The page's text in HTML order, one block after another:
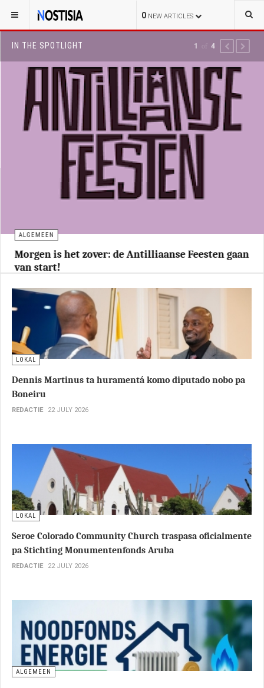
0 NEW ARTICLES
IN THE SPOTLIGHT
ALGEMEEN
Morgen is het zover: de Antilliaanse Feesten gaan
van start!
HOOGSTRATEN
- De spanning stijgt, want morgen
verwelkomen de Antilliaanse Feesten opnieuw duizenden
bezoekers voor een dag vol muziek, cultuur, dans en
gezelligheid.
2 4 PREVIOUS
Dennis Martinus ta huramentá komo diputado nobo pa
Boneiru
REDACTIE 22 JULY 2026
Seroe Colorado Community Church traspasa oficialmente
pa Stichting Monumentenfonds Aruba
REDACTIE 22 JULY 2026